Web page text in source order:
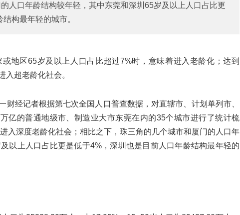
人口年龄结构较年轻，其中东莞和深圳65岁及以上人口占比更
构最年轻的城市。
地区65岁及以上人口占比超过7%时，意味着进入老龄化；达到
入超老龄化社会。
财经记者根据第七次全国人口普查数据，对直辖市、计划单列市、
亿的普通地级市、制造业大市东莞在内的35个城市进行了统计梳
入深度老龄化社会；相比之下，珠三角的几个城市和厦门的人口年
以上人口占比更是低于4%，深圳也是目前人口年龄结构最年轻的